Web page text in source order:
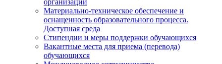
организации
Материально-техническое обеспечение и
оснащенность образовательного процесса.
Доступная среда
Стипендии и меры поддержки обучающихся
Вакантные места для приема (перевода)
обучающихся